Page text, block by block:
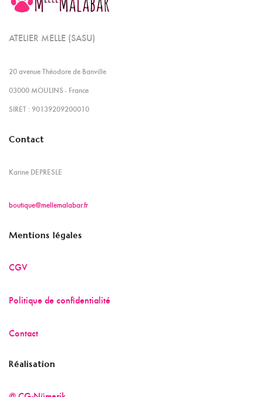
ATELIER MELLE (SASU)
20 avenue Théodore de Banville
03000 MOULINS - France
SIRET : 90139209200010
Contact
Karine DEPRESLE
boutique@mellemalabar.fr
Mentions légales
CGV
Politique de confidentialité
Contact
Réalisation